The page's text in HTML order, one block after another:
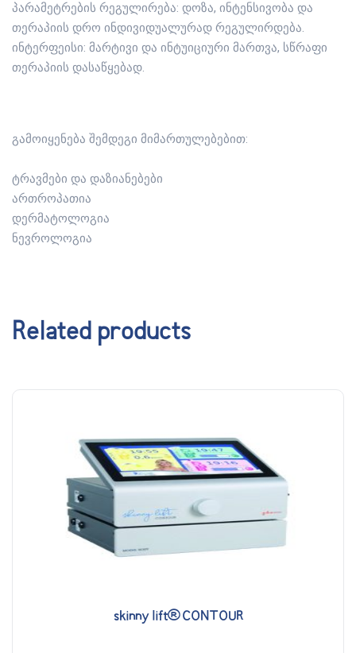
პარამეტრების რეგულირება: დოზა, ინტენსივობა და
თერაპიის დრო ინდივიდუალურად რეგულირდება.
ინტერფეისი: მარტივი და ინტუიციური მართვა, სწრაფი
თერაპიის დასაწყებად.
გამოიყენება შემდეგი მიმართულებებით:
ტრავმები და დაზიანებები
ართროპათია
დერმატოლოგია
ნევროლოგია
Related products
skinny lift® CONTOUR